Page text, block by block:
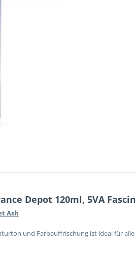
Depot 120ml, 5VA
Ash
und Farbauffrischung ist ideal für